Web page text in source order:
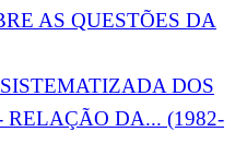
AS QUESTÕES DA
DOS
RELAÇÃO DA... (1982-